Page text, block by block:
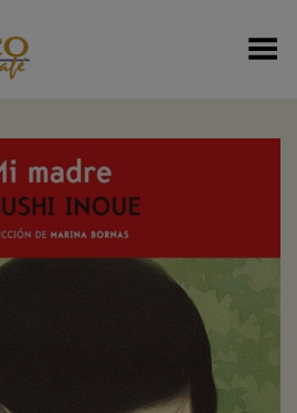
Menú Alterno